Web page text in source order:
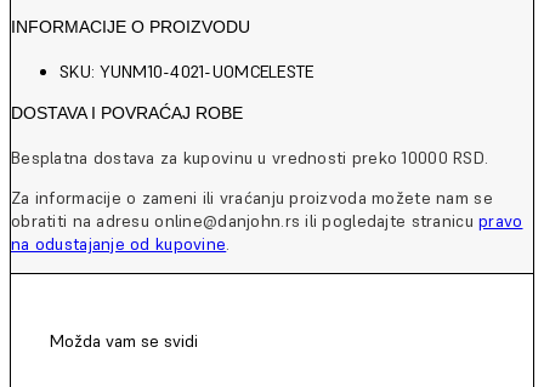
INFORMACIJE O PROIZVODU
SKU: YUNM10-4021-UOMCELESTE
DOSTAVA I POVRAĆAJ ROBE
Besplatna dostava za kupovinu u vrednosti preko 10000 RSD.
Za informacije o zameni ili vraćanju proizvoda možete nam se
obratiti na adresu online@danjohn.rs ili pogledajte stranicupravo
na odustajanje od kupovine.
Možda vam se svidi